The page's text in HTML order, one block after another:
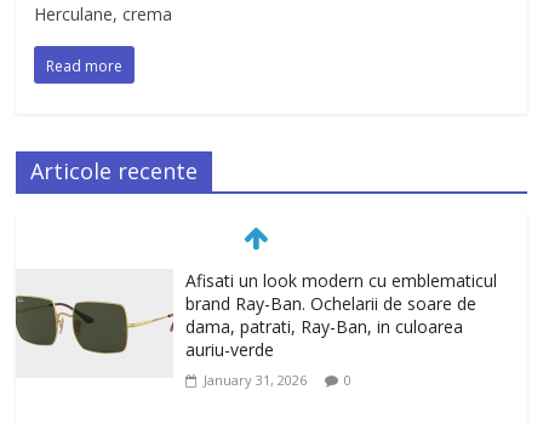
Herculane, crema
Read more
Articole recente
Afisati un look modern cu emblematicul
brand Ray-Ban. Ochelarii de soare de
dama, patrati, Ray-Ban, in culoarea
auriu-verde
January 31, 2026 0